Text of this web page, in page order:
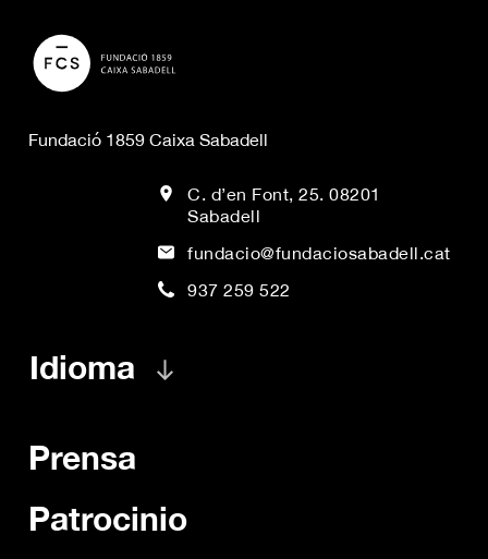
Fundació 1859 Caixa Sabadell
C. d’en Font, 25. 08201
Sabadell
fundacio@fundaciosabadell.cat
937 259 522
Prensa
Patrocinio
Idioma